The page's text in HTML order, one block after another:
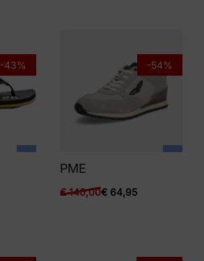
-43% -54%
PME
€140,00€64,95